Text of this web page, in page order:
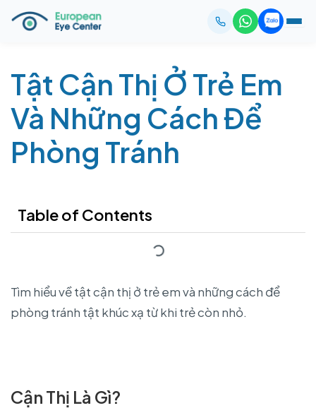
Tật Cận Thị Ở Trẻ Em
Và Những Cách Để
Phòng Tránh
Table of Contents
Tìm hiểu về tật cận thị ở trẻ em và những cách để
phòng tránh tật khúc xạ từ khi trẻ còn nhỏ.
Cận Thị Là Gì?